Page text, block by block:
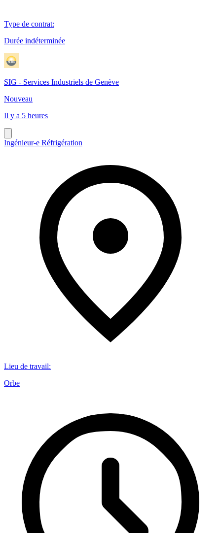
Type de contrat:
Durée indéterminée
SIG - Services Industriels de Genève
Nouveau
Il y a 5 heures
Ingénieur-e Réfrigération
Lieu de travail:
Orbe